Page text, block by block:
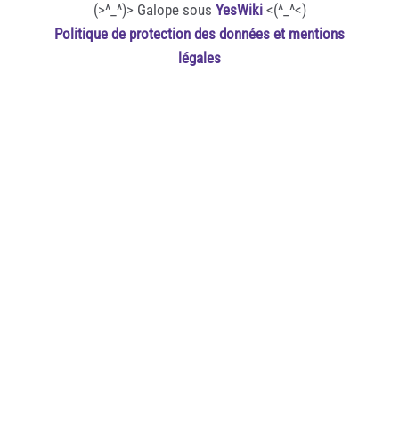
(>^_^)> Galope sous YesWiki<(^_^<)
Politique de protection des données et mentions
légales